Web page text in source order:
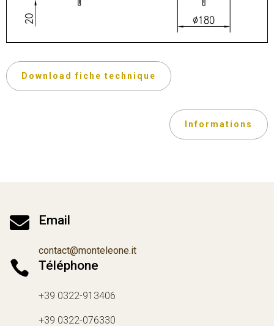
Download fiche technique
Informations
 Email
contact@monteleone.it
 Téléphone
+39 0322-913406
+39 0322-076330